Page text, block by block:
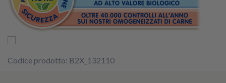
Codice prodotto: B2X_132110